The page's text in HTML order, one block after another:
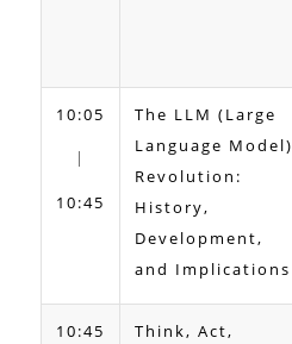
10:05
10:45
The LLM (Large
Language Model)
Revolution:
History,
Development,
and Implications
10:45
Think, Act,